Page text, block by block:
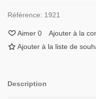
Référence: 1921
Aimer 0 Ajouter à la
Ajouter à la liste de
Description